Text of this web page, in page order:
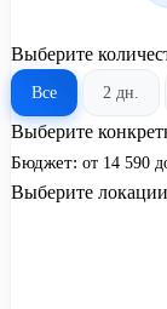
будет». А
Автобусные
бронирование,
Выберите
Все 2 дн.
Выберите
Бюджет: от 14 590
Выберите